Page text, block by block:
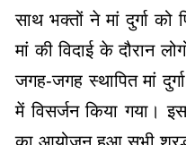
साथ भक्तों ने मां दुर्गा
मां की विदाई के दौरान
जगह-जगह स्थापित मां
में विसर्जन किया गया।
का आयोजन हुआ सभी